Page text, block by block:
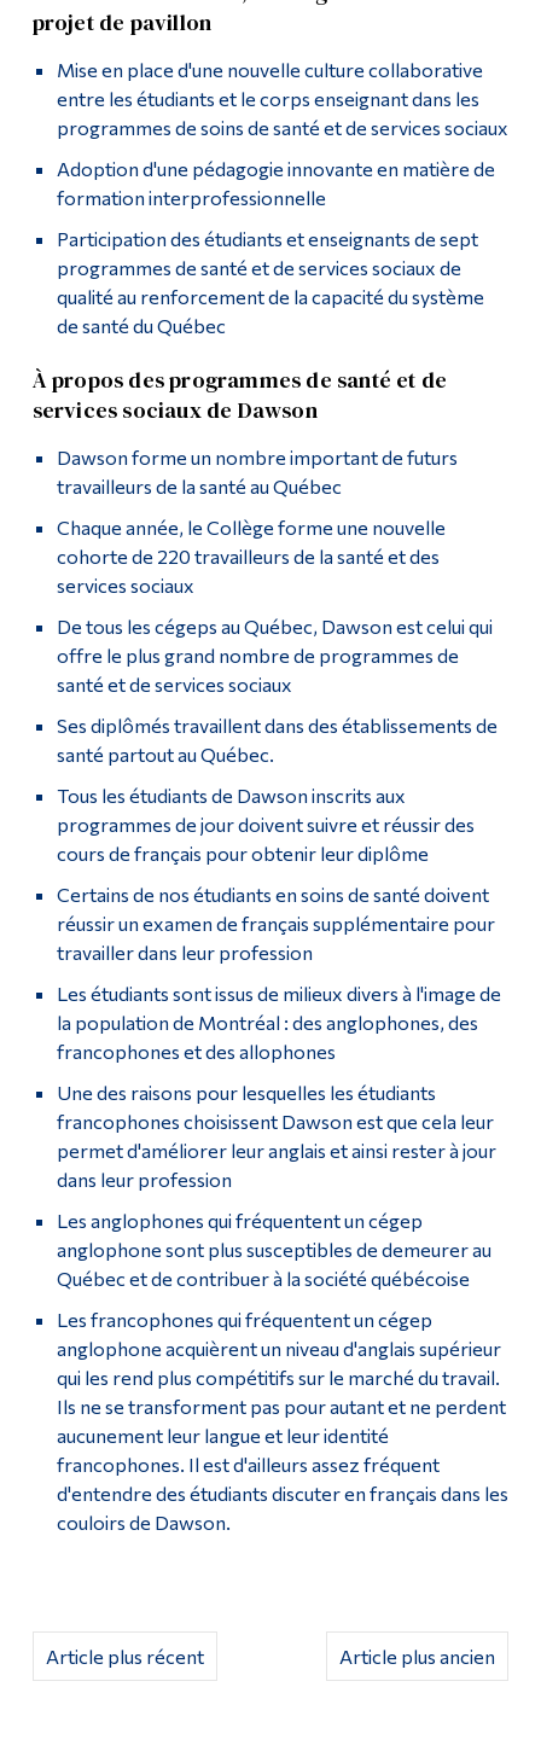
projet de pavillon
Mise en place d'une nouvelle culture collaborative
entre les étudiants et le corps enseignant dans les
programmes de soins de santé et de services sociaux
Adoption d'une pédagogie innovante en matière de
formation interprofessionnelle
Participation des étudiants et enseignants de sept
programmes de santé et de services sociaux de
qualité au renforcement de la capacité du système
de santé du Québec
À propos des programmes de santé et de
services sociaux de Dawson
Dawson forme un nombre important de futurs
travailleurs de la santé au Québec
Chaque année, le Collège forme une nouvelle
cohorte de 220 travailleurs de la santé et des
services sociaux
De tous les cégeps au Québec, Dawson est celui qui
offre le plus grand nombre de programmes de
santé et de services sociaux
Ses diplômés travaillent dans des établissements de
santé partout au Québec.
Tous les étudiants de Dawson inscrits aux
programmes de jour doivent suivre et réussir des
cours de français pour obtenir leur diplôme
Certains de nos étudiants en soins de santé doivent
réussir un examen de français supplémentaire pour
travailler dans leur profession
Les étudiants sont issus de milieux divers à l'image de
la population de Montréal : des anglophones, des
francophones et des allophones
Une des raisons pour lesquelles les étudiants
francophones choisissent Dawson est que cela leur
permet d'améliorer leur anglais et ainsi rester à jour
dans leur profession
Les anglophones qui fréquentent un cégep
anglophone sont plus susceptibles de demeurer au
Québec et de contribuer à la société québécoise
Les francophones qui fréquentent un cégep
anglophone acquièrent un niveau d'anglais supérieur
qui les rend plus compétitifs sur le marché du travail.
Ils ne se transforment pas pour autant et ne perdent
aucunement leur langue et leur identité
francophones. Il est d'ailleurs assez fréquent
d'entendre des étudiants discuter en français dans les
couloirs de Dawson.
Article plus ancien
Article plus récent